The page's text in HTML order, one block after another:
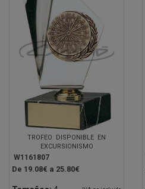
TROFEO DISPONIBLE EN
EXCURSIONISMO
W1161807
De 19.08€ a 25.80€